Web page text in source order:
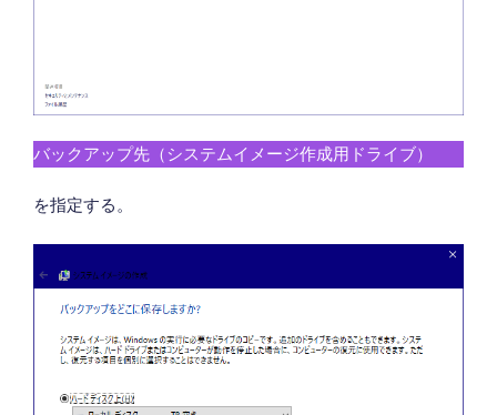
バックアップ先（システムイメージ作成用ドライブ）
を指定する。